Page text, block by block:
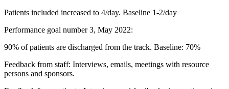
Patients included increased to 4/day. Baseline 1-2/day
Performance goal number 3, May 2022:
90% of patients are discharged from the track. Baseline: 70%
Feedback from staff: Interviews, emails, meetings with resource
persons and sponsors.